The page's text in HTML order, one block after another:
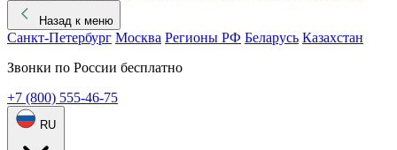
Назад к меню
Санкт-Петербург Москва Регионы РФ Беларусь Казахстан
Звонки по России бесплатно
+7 (800) 555-46-75
RU